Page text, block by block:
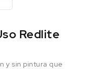
Redlite
y sin pintura que